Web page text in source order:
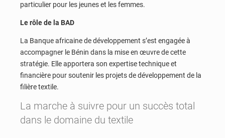
particulier pour les jeunes et les femmes.
Le rôle de la BAD
La Banque africaine de développement s’est engagée à
accompagner le Bénin dans la mise en œuvre de cette
stratégie. Elle apportera son expertise technique et
financière pour soutenir les projets de développement de la
filière textile.
La marche à suivre pour un succès total
dans le domaine du textile